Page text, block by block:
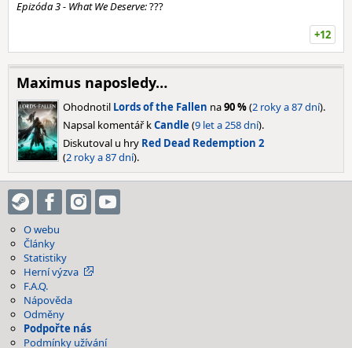
Epizóda 3 - What We Deserve:???
+12
Maximus naposledy…
Ohodnotil Lords of the Fallen na90 %(2 roky a 87 dní).
Napsal komentář kCandle (9 let a 258 dní).
Diskutoval u hry Red Dead Redemption 2
(2 roky a 87 dní).
O webu
Články
Statistiky
Herní výzva
F.A.Q.
Nápověda
Odměny
Podpořte nás
Podmínky užívání